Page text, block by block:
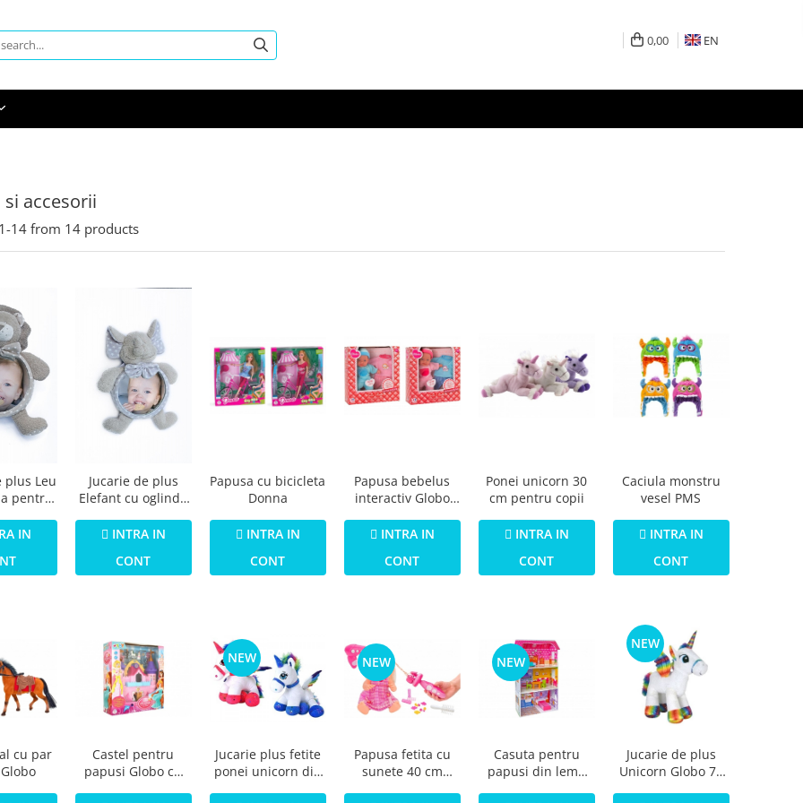
0,00 EN
si accesorii
1-14 from 14 products
plus Leu
pentru
IN
Jucarie de plus
Elefant cu oglinda
masina Bo Jungle
INTRA IN
CONT
Papusa cu bicicleta
Donna
INTRA IN
CONT
Papusa bebelus
interactiv Globo
plange si rade cu
INTRA IN
CONT
Ponei unicorn 30
cm pentru copii
INTRA IN
CONT
Caciula monstru
vesel PMS
INTRA IN
CONT
cu par
Castel pentru
papusi Globo cu
NEW
Jucarie plus fetite
ponei unicorn din
NEW
Papusa fetita cu
sunete 40 cm
NEW
Casuta pentru
papusi din lemn
NEW
Jucarie de plus
Unicorn Globo 70